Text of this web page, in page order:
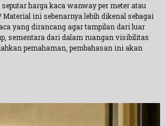
harga kaca wanway per meter atau
ini sebenarnya lebih dikenal sebagai
yang dirancang agar tampilan dari luar
sementara dari dalam ruangan visibilitas
pemahaman, pembahasan ini akan